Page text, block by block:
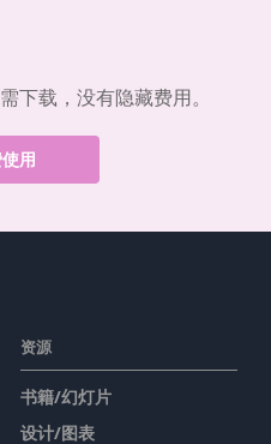
下载，没有隐藏费用。
用
资源
书籍/幻灯片
设计/图表